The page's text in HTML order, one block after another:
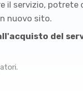
il servizio, potrete
nuovo sito.
del